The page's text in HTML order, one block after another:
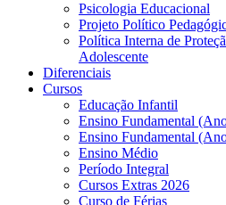
Psicologia Educacional
Projeto Político
Política Interna de
Adolescente
Diferenciais
Cursos
Educação Infantil
Ensino Fundamental
Ensino Fundamental
Ensino Médio
Período Integral
Cursos Extras 2026
Curso de Férias